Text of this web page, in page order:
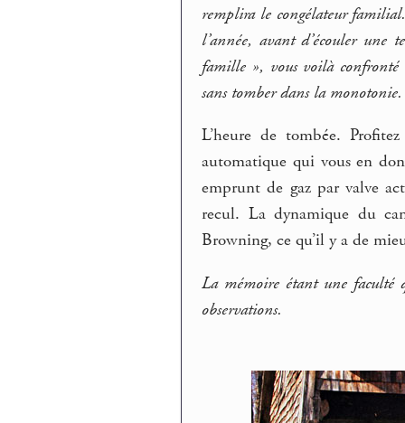
remplira le congélateur
l’année, avant d’écouler
famille », vous voilà
sans tomber dans la monotonie.
L’heure de tombée.
automatique qui vous en
emprunt de gaz par valve
recul. La dynamique du
Browning, ce qu’il y a de
La mémoire étant une faculté
observations.